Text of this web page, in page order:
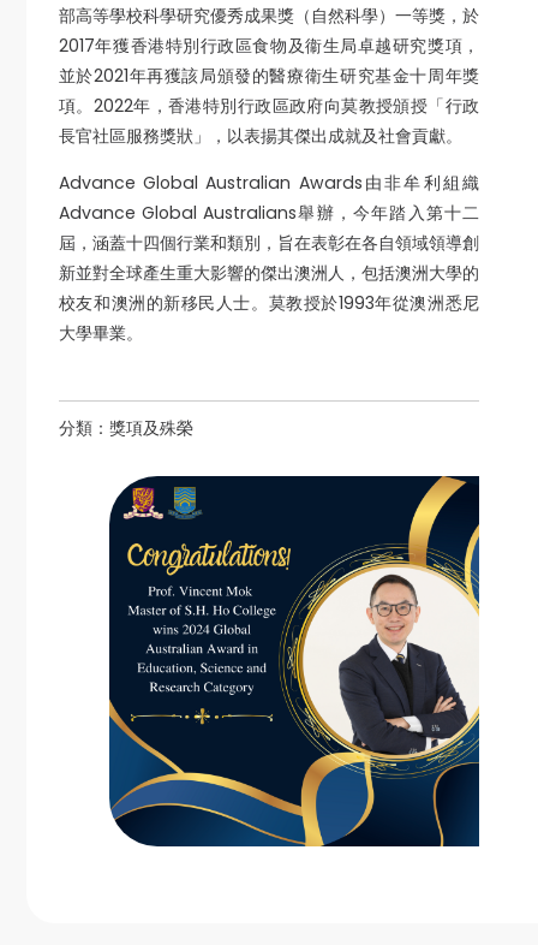
部高等學校科學研究優秀成果獎（自然科學）一等獎，於
2017年獲香港特別行政區食物及衞生局卓越研究獎項，
並於2021年再獲該局頒發的醫療衛生研究基金十周年獎
項。2022年，香港特別行政區政府向莫教授頒授「行政
長官社區服務獎狀」，以表揚其傑出成就及社會貢獻。
Advance Global Australian Awards由非牟利組織
Advance Global Australians舉辦，今年踏入第十二
屆，涵蓋十四個行業和類別，旨在表彰在各自領域領導創
新並對全球產生重大影響的傑出澳洲人，包括澳洲大學的
校友和澳洲的新移民人士。莫教授於1993年從澳洲悉尼
大學畢業。
分類： 獎項及殊榮